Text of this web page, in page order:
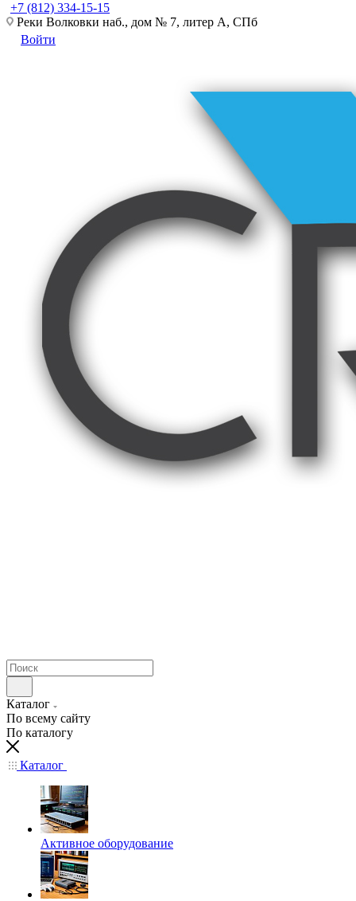
+7 (812) 334-15-15
Реки Волковки наб., дом № 7, литер А, СПб
Войти
Каталог
По всему сайту
По каталогу
Каталог
Активное оборудование